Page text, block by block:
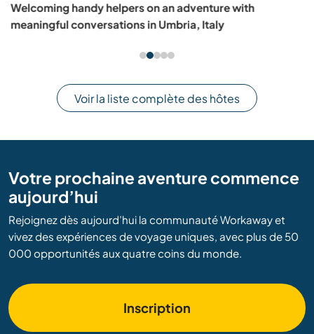
Welcoming handy helpers on an adventure with
meaningful conversations in Umbria, Italy
Voir la liste complète des hôtes
Votre prochaine aventure commence
aujourd’hui
Rejoignez dès aujourd’hui la communauté Workaway et
vivez des expériences de voyage uniques, avec plus de 50
000 opportunités aux quatre coins du monde.
Inscription